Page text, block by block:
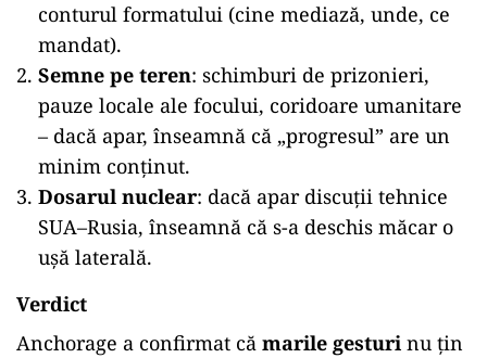
conturul formatului (cine mediază, unde, ce
mandat).
Semne pe teren: schimburi de prizonieri,
pauze locale ale focului, coridoare umanitare
– dacă apar, înseamnă că „progresul” are un
minim conținut.
Dosarul nuclear: dacă apar discuții tehnice
SUA–Rusia, înseamnă că s-a deschis măcar o
ușă laterală.
Verdict
Anchorage a confirmat că marile gesturi nu țin